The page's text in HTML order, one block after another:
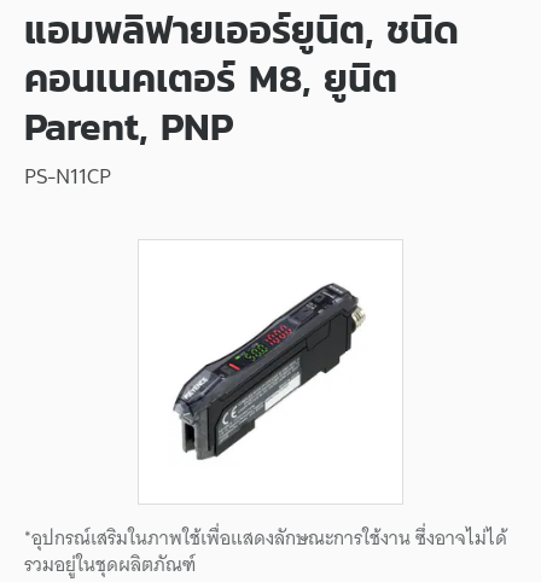
แอมพลิฟายเออร์ยูนิต, ชนิด
คอนเนคเตอร์ M8, ยูนิต
Parent, PNP
PS-N11CP
*อุปกรณ์เสริมในภาพใช้เพื่อแสดงลักษณะการใช้งาน ซึ่งอาจไม่ได้
รวมอยู่ในชุดผลิตภัณฑ์